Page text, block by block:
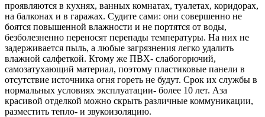
проявляются в кухнях, ванных комнатах, туалетах, коридорах,
на балконах и в гаражах. Судите сами: они совершенно не
боятся повышенной влажности и не портятся от воды,
безболезненно переносят перепады температуры. На них не
задерживается пыль, а любые загрязнения легко удалить
влажной салфеткой. Ктому же ПВХ- слабогорючий,
самозатухающий материал, поэтому пластиковые панели в
отсутствие источника огня гореть не будут. Срок их службы в
нормальных условиях эксплуатации- более 10 лет. Аза
красивой отделкой можно скрыть различные коммуникации,
разместить тепло- и звукоизоляцию.